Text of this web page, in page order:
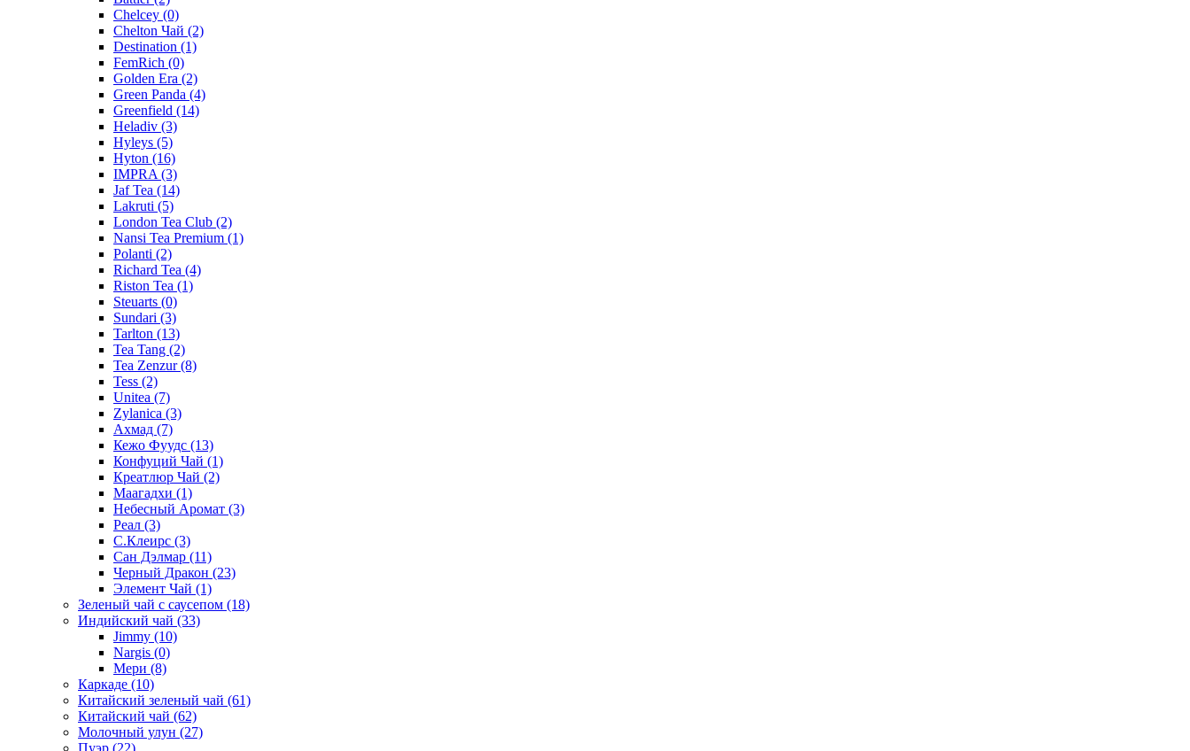
Chelcey (0)
Chelton Чай (2)
Destination (1)
FemRich (0)
Golden Era (2)
Green Panda (4)
Greenfield (14)
Heladiv (3)
Hyleys (5)
Hyton (16)
IMPRA (3)
Jaf Tea (14)
Lakruti (5)
London Tea Club (2)
Nansi Tea Premium (1)
Polanti (2)
Richard Tea (4)
Riston Tea (1)
Steuarts (0)
Sundari (3)
Tarlton (13)
Tea Tang (2)
Tea Zenzur(8)
Tess (2)
Unitea (7)
Zylanica (3)
Ахмад (7)
Кежо Фуудс (13)
Конфуций Чай (1)
Креатлюр Чай (2)
Маагадхи (1)
Небесный Аромат (3)
Реал (3)
С.Клеирс (3)
Сан Дэлмар (11)
Черный Дракон (23)
Элемент Чай (1)
Зеленый чай с саусепом (18)
Индийский чай (33)
Jimmy (10)
Nargis (0)
Мери (8)
Каркаде (10)
Китайский зеленый чай (61)
Китайский чай (62)
Молочный улун (27)
Пуэр (22)